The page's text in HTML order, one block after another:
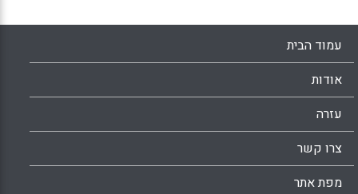
עמוד הבית
אודות
עזרה
צרו קשר
מפת אתר